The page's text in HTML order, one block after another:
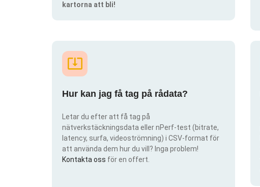
kartorna att bli!
Hur kan jag få tag på rådata?
Letar du efter att få tag på
nätverkstäckningsdata eller nPerf-test (bitrate,
latency, surfa, videoströmning) i CSV-format för
att använda dem hur du vill? Inga problem!
Kontakta oss för en offert.